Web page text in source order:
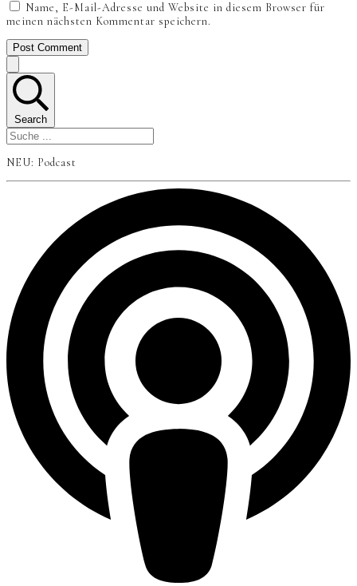
Name, E-Mail-Adresse und Website in diesem Browser für
meinen nächsten Kommentar speichern.
Post Comment
Search
NEU: Podcast